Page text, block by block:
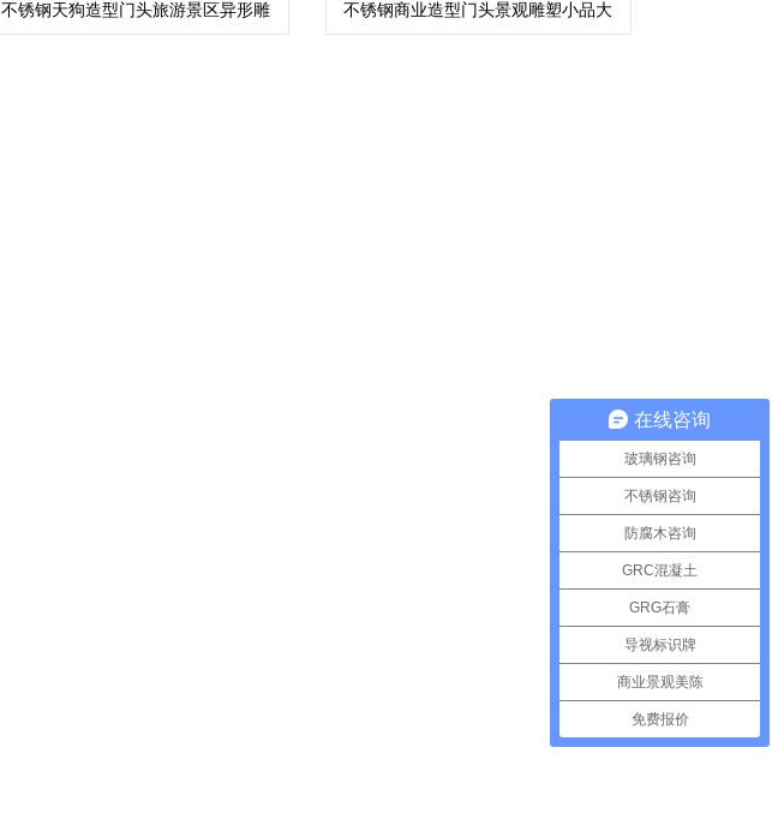
不锈钢天狗造型门头旅游景区异形雕
塑定制
不锈钢商业造型门头景观雕塑小品大
门摆件
在线咨询
玻璃钢咨询
不锈钢咨询
防腐木咨询
GRC混凝土
GRG石膏
导视标识牌
商业景观美陈
免费报价